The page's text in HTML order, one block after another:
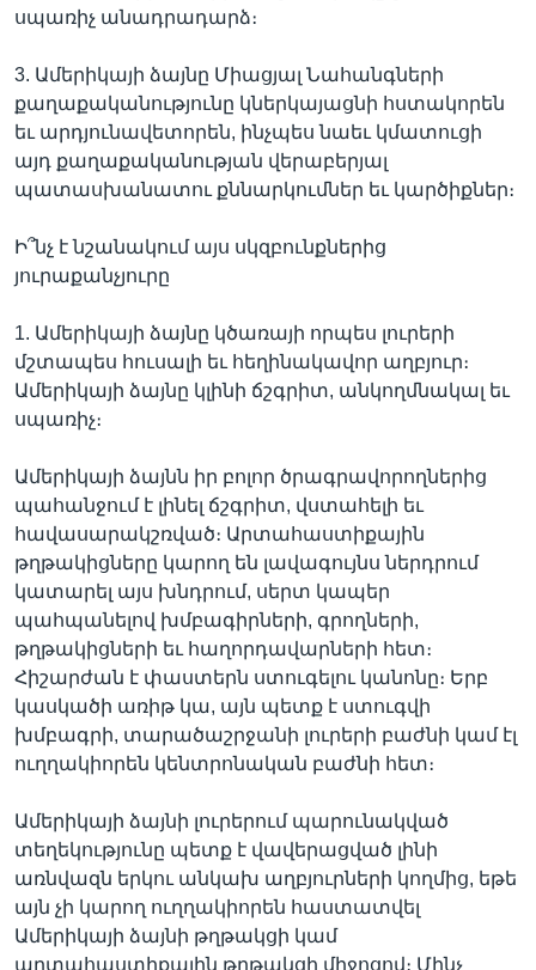
սպառիչ անադրադարձ։
3. Ամերիկայի ձայնը Միացյալ Նահանգների
քաղաքականությունը կներկայացնի հստակորեն
եւ արդյունավետորեն, ինչպես նաեւ կմատուցի
այդ քաղաքականության վերաբերյալ
պատասխանատու քննարկումներ եւ կարծիքներ։
Ի՞նչ է նշանակում այս սկզբունքներից
յուրաքանչյուրը
1. Ամերիկայի ձայնը կծառայի որպես լուրերի
մշտապես հուսալի եւ հեղինակավոր աղբյուր։
Ամերիկայի ձայնը կլինի ճշգրիտ, անկողմնակալ եւ
սպառիչ։
Ամերիկայի ձայնն իր բոլոր ծրագրավորողներից
պահանջում է լինել ճշգրիտ, վստահելի եւ
հավասարակշռված։ Արտահաստիքային
թղթակիցները կարող են լավագույնս ներդրում
կատարել այս խնդրում, սերտ կապեր
պահպանելով խմբագիրների, գրողների,
թղթակիցների եւ հաղորդավարների հետ։
Հիշարժան է փաստերն ստուգելու կանոնը։ Երբ
կասկածի առիթ կա, այն պետք է ստուգվի
խմբագրի, տարածաշրջանի լուրերի բաժնի կամ էլ
ուղղակիորեն կենտրոնական բաժնի հետ։
Ամերիկայի ձայնի լուրերում պարունակված
տեղեկությունը պետք է վավերացված լինի
առնվազն երկու անկախ աղբյուրների կողմից, եթե
այն չի կարող ուղղակիորեն հաստատվել
Ամերիկայի ձայնի թղթակցի կամ
արտահաստիքային թղթակցի միջոցով։ Մինչ